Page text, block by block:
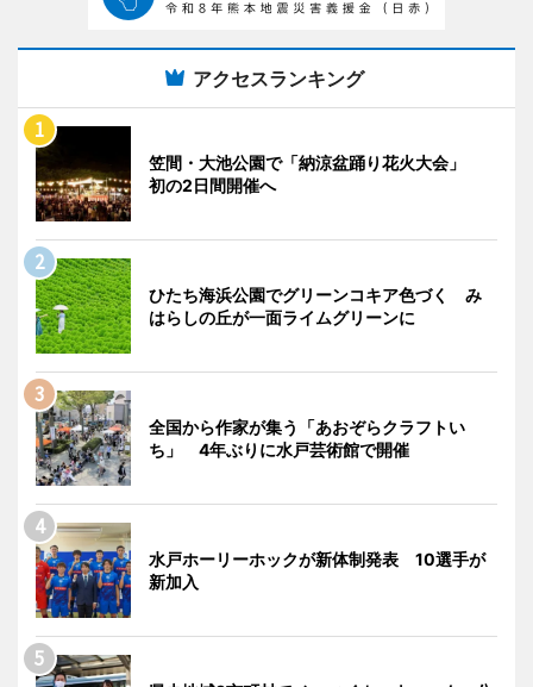
アクセスランキング
笠間・大池公園で「納涼盆踊り花火大会」
初の2日間開催へ
ひたち海浜公園でグリーンコキア色づく み
はらしの丘が一面ライムグリーンに
全国から作家が集う「あおぞらクラフトい
ち」 4年ぶりに水戸芸術館で開催
水戸ホーリーホックが新体制発表 10選手が
新加入